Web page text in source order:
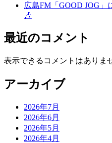
広島FM「GOOD JOG
🎶
最近のコメント
表示できるコメントはありま
アーカイブ
2026年7月
2026年6月
2026年5月
2026年4月